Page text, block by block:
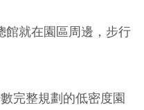
館就在園區周邊，步行
完整規劃的低密度園